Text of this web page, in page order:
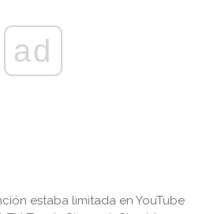
ad
estaba limitada en YouTube